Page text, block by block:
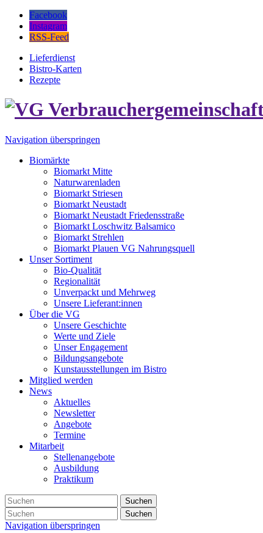
Facebook
Instagram
RSS-Feed
Lieferdienst
Bistro-Karten
Rezepte
Navigation überspringen
Biomärkte
Biomarkt Mitte
Naturwarenladen
Biomarkt Striesen
Biomarkt Neustadt
Biomarkt Neustadt Friedensstraße
Biomarkt Loschwitz Balsamico
Biomarkt Strehlen
Biomarkt Plauen VG Nahrungsquell
Unser Sortiment
Bio-Qualität
Regionalität
Unverpackt und Mehrweg
Unsere Lieferant:innen
Über die VG
Unsere Geschichte
Werte und Ziele
Unser Engagement
Bildungsangebote
Kunstausstellungen im Bistro
Mitglied werden
News
Aktuelles
Newsletter
Angebote
Termine
Mitarbeit
Stellenangebote
Ausbildung
Praktikum
Suchen
Suchen
Navigation überspringen